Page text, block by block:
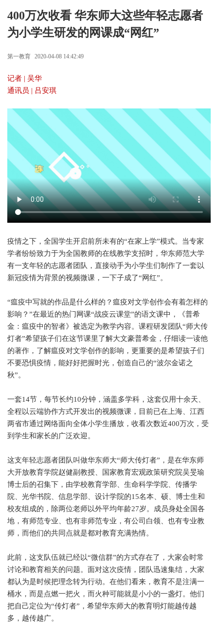
400万次收看 华东师大这些年轻志愿者
为小学生研发的网课成“网红”
第一教育 2020-04-08 14:42:49
记者 | 吴华
通讯员 | 吕安琪
疫情之下，全国学生开启前所未有的“在家上学”模式。当专家
学者纷纷致力于为全国教师的在线教学支招时，华东师范大学
有一支年轻的志愿者团队，直接动手为小学生们制作了一套以
新冠疫情为背景的视频微课，一下子成了“网红”。
“瘟疫中写就的作品是什么样的？瘟疫对文学创作会有着怎样的
影响？”在最近的热门网课“战疫云课堂”的语文课中，《普希
金：瘟疫中的智者》被选定为教学内容。课程研发团队“师大传
灯者”希望孩子们在这节课里了解大文豪普希金，仔细读一读他
的著作，了解瘟疫对文学创作的影响，更重要的是希望孩子们
不要恐惧疫情，能好好把握时光，创造自己的“波尔金诺之
秋”。
一套14节，每节长约10分钟，涵盖多学科，这套仅用十余天、
全程以云端协作方式开发出的视频微课，目前已在上海、江西
两省市通过网络面向全体小学生播放，收看次数近400万次，受
到学生和家长的广泛欢迎。
这支年轻志愿者团队叫做华东师大“师大传灯者”，是在华东师
大开放教育学院赵健副教授、国家教育宏观政策研究院吴旻瑜
博士后的召集下，由学校教育学部、生命科学学院、传播学
院、光华书院、信息学部、设计学院的15名本、硕、博士生和
校友组成的，除两位老师以外平均年龄27岁。成员身处全国各
地，有师范专业、也有非师范专业，有公司白领、也有专业教
师，而他们的共同点就是都对教育充满热情。
此前，这支队伍就已经以“微信群”的方式存在了，大家会时常
讨论和教育相关的问题。面对这次疫情，团队迅速集结，大家
都认为是时候把理念转为行动。在他们看来，教育不是注满一
桶水，而是点燃一把火，而火种可能就是小小的一盏灯。他们
把自己定位为“传灯者”，希望华东师大的教育明灯能越传越
多，越传越广。